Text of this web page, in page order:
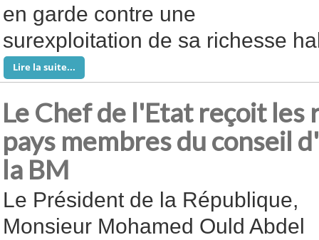
en garde contre une
surexploitation de sa richesse
Lire la suite...
Le Chef de l'Etat reçoit
pays membres du conseil
la BM
Le Président de la République,
Monsieur Mohamed Ould Abdel